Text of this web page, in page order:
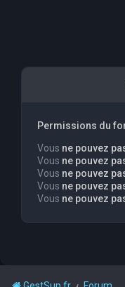
Permissions du
Vous ne pouvez
Vous ne pouvez
Vous ne pouvez
Vous ne pouvez
Vous ne pouvez